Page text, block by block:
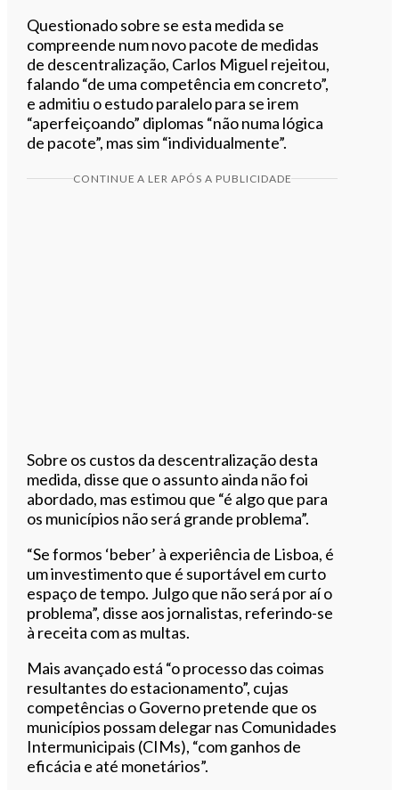
Questionado sobre se esta medida se
compreende num novo pacote de medidas
de descentralização, Carlos Miguel rejeitou,
falando “de uma competência em concreto”,
e admitiu o estudo paralelo para se irem
“aperfeiçoando” diplomas “não numa lógica
de pacote”, mas sim “individualmente”.
CONTINUE A LER APÓS A PUBLICIDADE
Sobre os custos da descentralização desta
medida, disse que o assunto ainda não foi
abordado, mas estimou que “é algo que para
os municípios não será grande problema”.
“Se formos ‘beber’ à experiência de Lisboa, é
um investimento que é suportável em curto
espaço de tempo. Julgo que não será por aí o
problema”, disse aos jornalistas, referindo-se
à receita com as multas.
Mais avançado está “o processo das coimas
resultantes do estacionamento”, cujas
competências o Governo pretende que os
municípios possam delegar nas Comunidades
Intermunicipais (CIMs), “com ganhos de
eficácia e até monetários”.